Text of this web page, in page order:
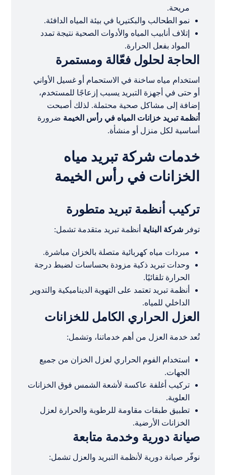
مريحة.
نمو الطحالب والبكتيريا في بيئة المياه الدافئة.
إتلاف أنابيب المياه والأدوات الصحية نتيجة تمدد
المواد بفعل الحرارة.
الحاجة لحلول فعّالة ومستمرة
استخدام مياه ساخنة في الاستحمام أو غسيل الأواني
أو حتى في أجهزة التبريد يسبب إزعاجًا للمستخدم،
إضافة إلى مشاكل صحية محتملة. لذلك أصبحت
أنظمة تبريد خزانات المياه في رأس الخيمة ضرورة
أساسية لكل منزل أو منشأة.
خدمات شركة تبريد مياه
الخزانات في رأس الخيمة
تركيب أنظمة تبريد متطورة
توفرشركة البناية أنظمة تبريد متقدمة تشمل:
مبردات مياه كهربائية متصلة بالخزان مباشرة.
وحدات تبريد ذكية مزودة بحساسات لضبط درجة
الحرارة تلقائيًا.
أنظمة تبريد تعتمد على التهوية الديناميكية والتدوير
الداخلي للمياه.
العزل الحراري الكامل للخزانات
تُعد خدمة العزل من أهم خدماتنا، وتشمل:
استخدام الفوم الحراري لعزل الخزان من جميع
الجهات.
تركيب أغلفة عاكسة لأشعة الشمس فوق الخزانات
العلوية.
تطبيق طبقات مقاومة للرطوبة والحرارة لعزل
الخزانات الأرضية.
صيانة دورية وخدمة متابعة
نوفّر صيانة دورية لأنظمة التبريد والعزل تشمل: